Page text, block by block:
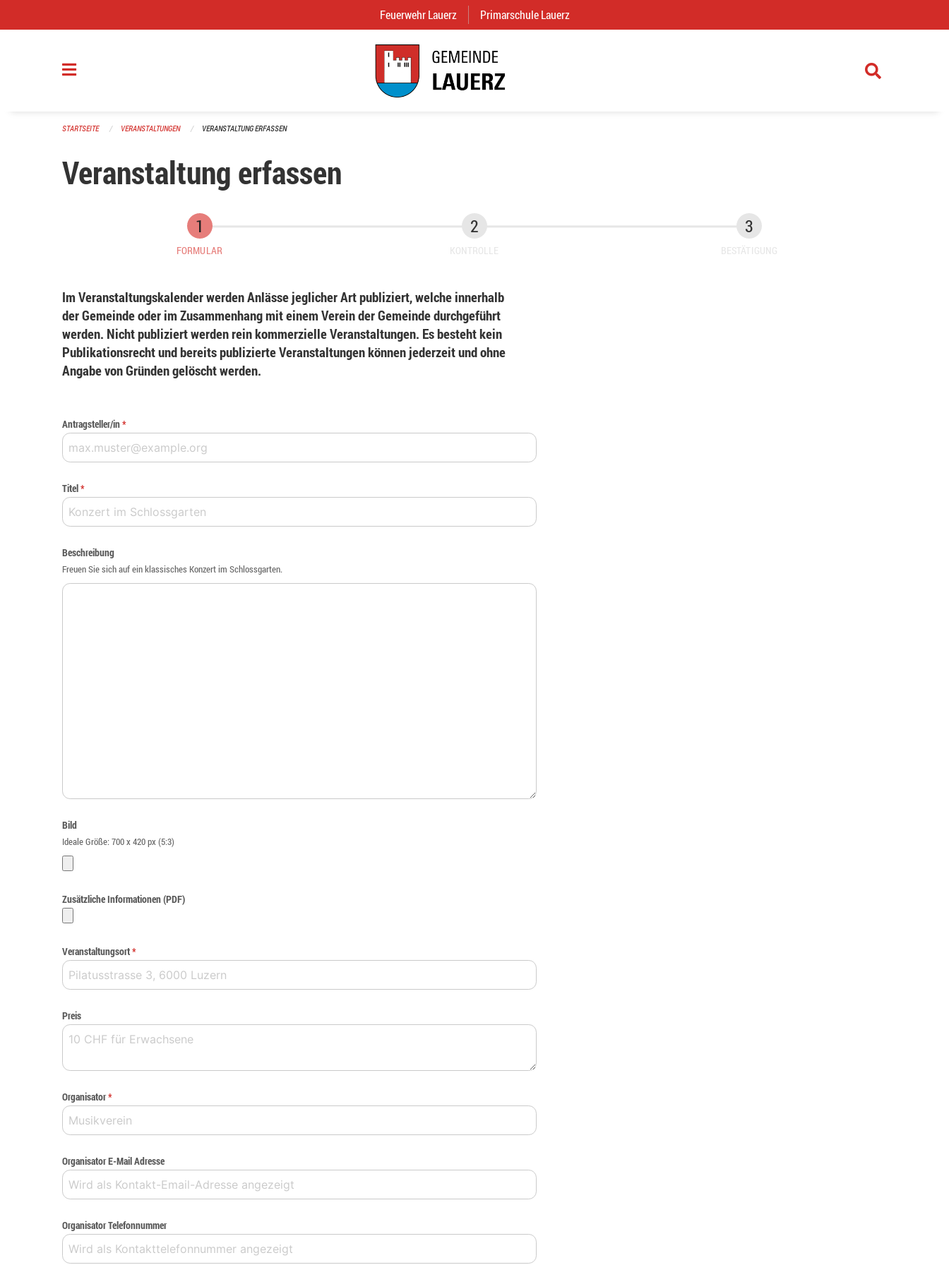
Feuerwehr Lauerz (External Link)
Primarschule Lauerz
STARTSEITE VERANSTALTUNGEN VERANSTALTUNG ERFASSEN
Veranstaltung erfassen
FORMULAR KONTROLLE BESTÄTIGUNG
Im Veranstaltungskalender werden Anlässe jeglicher Art publiziert, welche innerhalb
der Gemeinde oder im Zusammenhang mit einem Verein der Gemeinde durchgeführt
werden. Nicht publiziert werden rein kommerzielle Veranstaltungen. Es besteht kein
Publikationsrecht und bereits publizierte Veranstaltungen können jederzeit und ohne
Angabe von Gründen gelöscht werden.
Antragsteller/in*
Titel*
Beschreibung
Freuen Sie sich auf ein klassisches Konzert im Schlossgarten.
Bild
Ideale Größe: 700 x 420 px (5:3)
Zusätzliche Informationen (PDF)
Veranstaltungsort*
Preis
Organisator*
Organisator E-Mail Adresse
Organisator Telefonnummer